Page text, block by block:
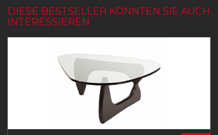
DIESE BESTSELLER KÖNNTEN SIE AUCH
INTERESSIEREN